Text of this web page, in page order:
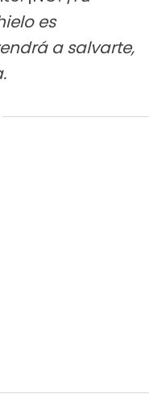
es
a salvarte,